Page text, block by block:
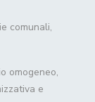
comunali,
omogeneo,
e